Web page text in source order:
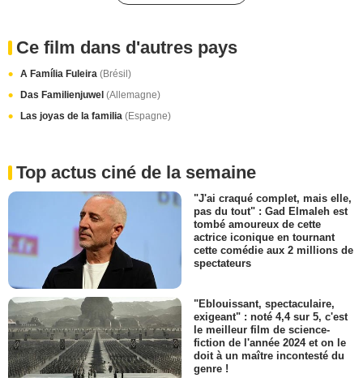
Ce film dans d'autres pays
A Família Fuleira (Brésil)
Das Familienjuwel (Allemagne)
Las joyas de la familia (Espagne)
Top actus ciné de la semaine
"J'ai craqué complet, mais elle,
pas du tout" : Gad Elmaleh est
tombé amoureux de cette
actrice iconique en tournant
cette comédie aux 2 millions de
spectateurs
"Eblouissant, spectaculaire,
exigeant" : noté 4,4 sur 5, c'est
le meilleur film de science-
fiction de l'année 2024 et on le
doit à un maître incontesté du
genre !